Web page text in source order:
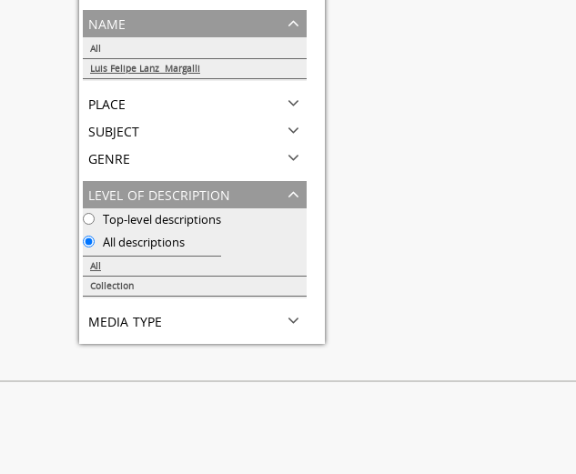
name
All
Luis Felipe Lanz Margalli
place
subject
genre
level of description
Top-level descriptions
All descriptions
All
Collection
media type